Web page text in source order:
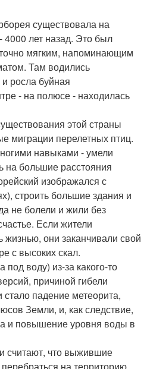
существовала на
лет назад. Это был
мягким, напоминающим
Там водились
росла буйная
- на полюсе - находилась
этой страны
миграции перелетных птиц.
навыками - умели
на большие расстояния
изображался с
строить большие здания и
не болели и жили без
Если жители
они заканчивали свой
с высоких скал.
воду) из-за какого-то
причиной гибели
падение метеорита,
Земли, и, как следствие,
и повышение уровня воды в
считают, что выжившие